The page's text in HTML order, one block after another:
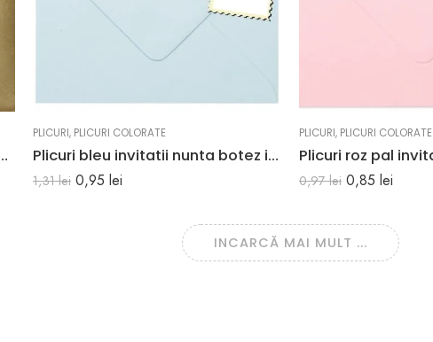
114 x 162 mm set 20 buc
PLICURI, PLICURI COLORATE
Plicuri bleu invitatii nunta botez i8 133 x 184 mm set 20 buc
1,31lei 0,95 lei
PLICURI, PLICURI COLORATE
0,97lei 0,85 lei
INCARCĂ MAI MULT ...